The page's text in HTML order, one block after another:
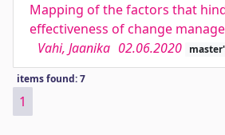
Mapping of the factors that
effectiveness of change
Vahi, Jaanika 02.06.2020
items found: 7
1